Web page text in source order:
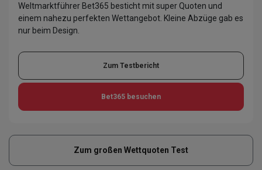
Weltmarktführer Bet365 besticht mit super Quoten und
einem nahezu perfekten Wettangebot. Kleine Abzüge gab es
nur beim Design.
Zum Testbericht
Bet365 besuchen
Zum großen Wettquoten Test